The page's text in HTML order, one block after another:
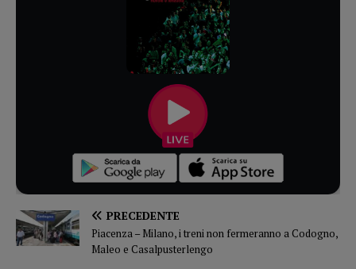
PRECEDENTE
Piacenza – Milano, i treni non fermeranno a Codogno,
Maleo e Casalpusterlengo